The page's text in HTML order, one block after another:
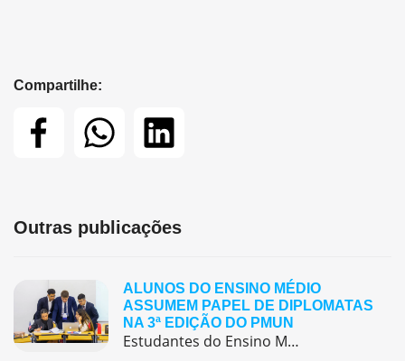
Compartilhe:
Outras publicações
ALUNOS DO ENSINO MÉDIO
ASSUMEM PAPEL DE DIPLOMATAS
NA 3ª EDIÇÃO DO PMUN
Estudantes do Ensino Médio do Colégio Pentágono protagonizaram uma simulação da ONU, defendendo posições de países em comitês temáticos e vivenciando, na prática, negociações diplomáticas multilíngues.